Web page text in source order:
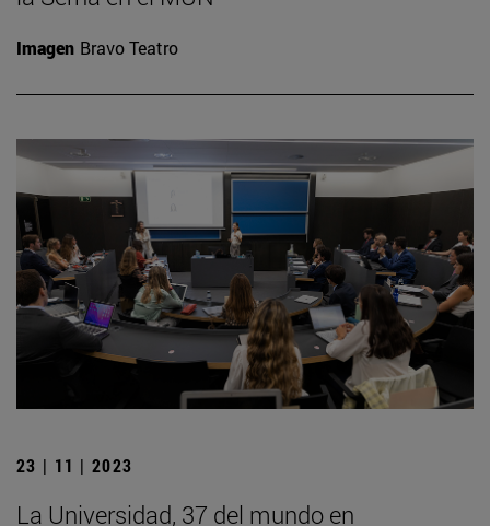
Imagen Bravo Teatro
23 | 11 | 2023
La Universidad, 37 del mundo en